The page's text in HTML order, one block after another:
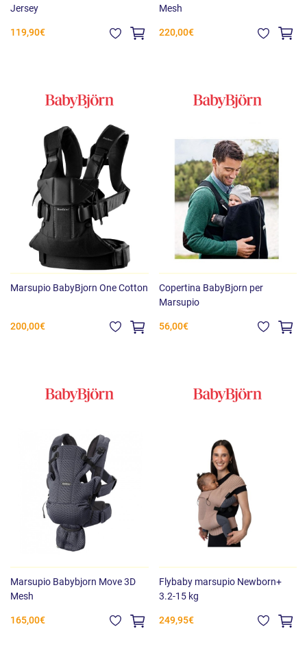
Jersey
119,90€
Mesh
220,00€
Marsupio BabyBjorn One Cotton
200,00€
Copertina BabyBjorn per
Marsupio
56,00€
Marsupio Babybjorn Move 3D
Mesh
165,00€
Flybaby marsupio Newborn+
3.2-15 kg
249,95€